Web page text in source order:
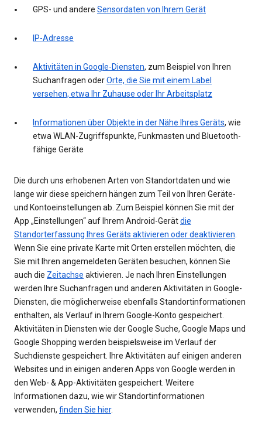
GPS- und andere Sensordaten von Ihrem Gerät
IP-Adresse
Aktivitäten in Google-Diensten, zum Beispiel von Ihren
Suchanfragen oderOrte, die Sie mit einem Label
versehen, etwa Ihr Zuhause oder Ihr Arbeitsplatz
Informationen über Objekte in der Nähe Ihres Geräts, wie
etwa WLAN-Zugriffspunkte, Funkmasten und Bluetooth-
fähige Geräte
Die durch uns erhobenen Arten von Standortdaten und wie
lange wir diese speichern hängen zum Teil von Ihren Geräte-
und Kontoeinstellungen ab. Zum Beispiel können Sie mit der
App „Einstellungen“ auf Ihrem Android-Gerätdie
Standorterfassung Ihres Geräts aktivieren oder deaktivieren
Wenn Sie eine private Karte mit Orten erstellen möchten, die
Sie mit Ihren angemeldeten Geräten besuchen, können Sie
auch die Zeitachse aktivieren. Je nach Ihren Einstellungen
werden Ihre Suchanfragen und anderen Aktivitäten in Google-
Diensten, die möglicherweise ebenfalls Standortinformationen
enthalten, als Verlauf in Ihrem Google-Konto gespeichert.
Aktivitäten in Diensten wie der Google Suche, Google Maps und
Google Shopping werden beispielsweise im Verlauf der
Suchdienste gespeichert. Ihre Aktivitäten auf einigen anderen
Websites und in einigen anderen Apps von Google werden in
den Web- & App-Aktivitäten gespeichert. Weitere
Informationen dazu, wie wir Standortinformationen
verwenden, finden Sie hier.